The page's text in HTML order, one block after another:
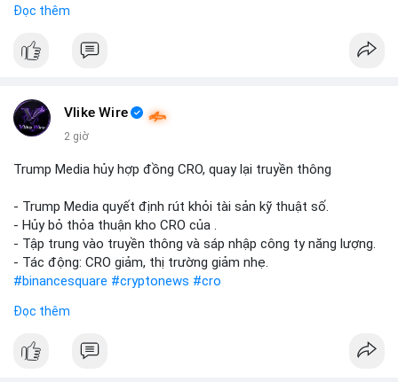
#abtc #cryptonews
$btc $eth
📰 Nguồn: CoinDesk
Đọc thêm
Vlike Wire
2 giờ
Trump Media hủy hợp đồng CRO, quay lại truyền thông
- Trump Media quyết định rút khỏi tài sản kỹ thuật số.
- Hủy bỏ thỏa thuận kho CRO của .
- Tập trung vào truyền thông và sáp nhập công ty năng lượng.
- Tác động: CRO giảm, thị trường giảm nhẹ.
#binancesquare #cryptonews #cro
$cro
#vlikevn #titanbot
Đọc thêm